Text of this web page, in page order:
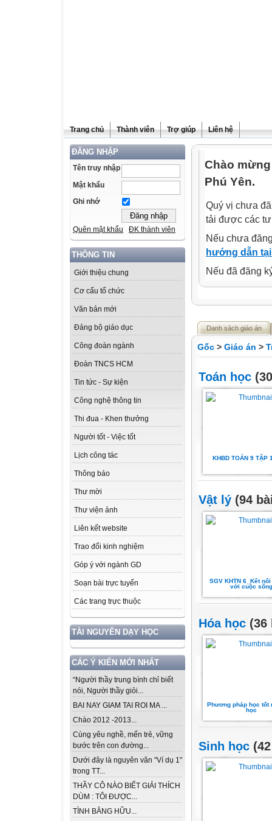
Trang chủ Thành viên Trợ giúp Liên hệ
ĐĂNG NHẬP
Tên truy nhập
Mật khẩu
Ghi nhớ
Quên mật khẩu ĐK thành viên
THÔNG TIN
Giới thiệu chung
Cơ cấu tổ chức
Văn bản mới
Đảng bộ giáo dục
Công đoàn ngành
Đoàn TNCS HCM
Tin tức - Sự kiện
Công nghệ thông tin
Thi đua - Khen thưởng
Người tốt - Việc tốt
Lịch công tác
Thông báo
Thư mời
Thư viện ảnh
Liên kết website
Trao đổi kinh nghiệm
Góp ý với ngành GD
Soạn bài trực tuyến
Các trang trực thuộc
TÀI NGUYÊN DẠY HỌC
CÁC Ý KIẾN MỚI NHẤT
“Người thầy trung bình chỉ biết
nói, Người thầy giỏi...
BAI NAY GIAM TAI ROI MA ...
Chào 2012 -2013...
Cùng yêu nghề, mến trẻ, vững
bước trên con đường...
Dưới đây là nguyên văn "Ví dụ 1"
trong TT...
THẦY CÔ NÀO BIẾT GIẢI THÍCH
DÙM : TÔI ĐƯỢC...
TÌNH BẰNG HỮU...
Chào
Phú Yên.
Quý vị chưa
tải được các
Nếu chưa
hướng dẫn
Nếu đã đăng
Danh sách giáo án
Gốc > Giáo án >
Toán học
KHBD TOÁN 9 TẬP
Vật lý (94
SGV KHTN 6_Kết
với cuộc sống
Hóa học (36
Phương pháp học tốt
học
Sinh học